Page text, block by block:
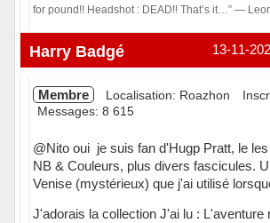
for pound!! Headshot : DEAD!! That’s it…” ―
Hors ligne 13-11-
Harry Badgé
Membre Localisation: Roazhon
Messages: 8 615
@Nito oui je suis fan d'Hugp Pratt, le
NB & Couleurs, plus divers fascicules.
Venise (mystérieux) que j'ai utilisé
J'adorais la collection J'ai lu : L'aventure